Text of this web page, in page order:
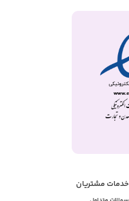
خدمات مشتریان